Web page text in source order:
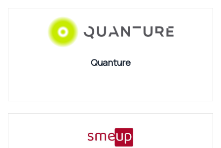
Quanture